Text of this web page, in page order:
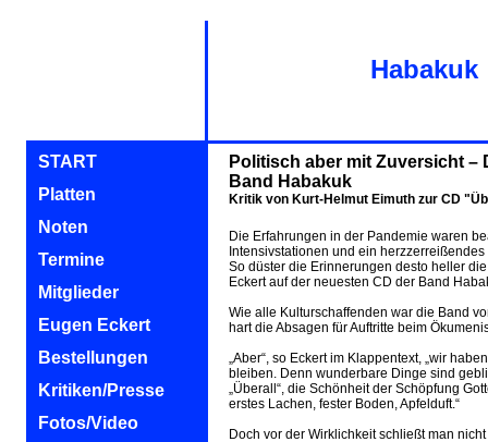
Habakuk
Politisch aber mit Zuversicht –
Band Habakuk
Kritik von Kurt-Helmut Eimuth zur CD
Die Erfahrungen in der Pandemie waren
Intensivstationen und ein
So düster die Erinnerungen desto heller
Eckert auf der neuesten CD der Band
Wie alle Kulturschaffenden war die Band
hart die Absagen für Auftritte beim
„Aber“, so Eckert im Klappentext, „wir
bleiben. Denn wunderbare Dinge sind
„Überall“, die Schönheit der Schöpfung
erstes Lachen, fester Boden, Apfelduft.“
Doch vor der Wirklichkeit schließt man
START
Platten
Termine
Noten
Eugen Eckert
Bestellungen
Mitglieder
Kritiken/Presse
Fotos/Video